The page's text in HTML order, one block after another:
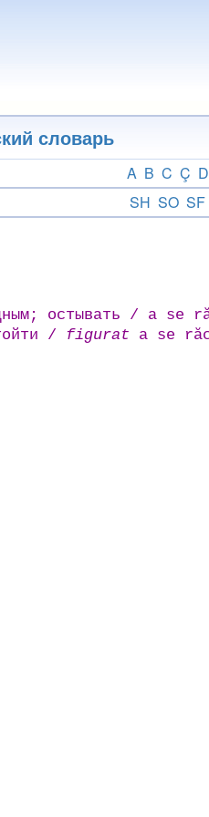
словарь
A B C Ç D
SH SO SF
остывать / a se
/ figurat a se